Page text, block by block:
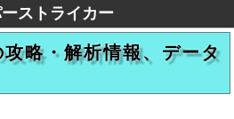
ストライカー
略・解析情報、データ